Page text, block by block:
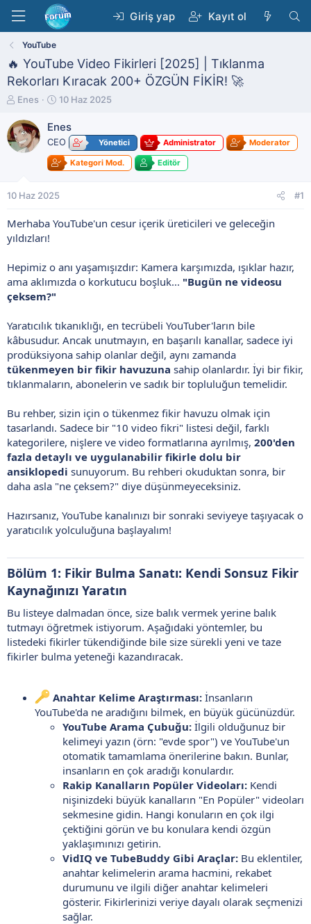
Giriş yap Kayıt ol
YouTube
🔥 YouTube Video Fikirleri [2025] | Tıklanma
Rekorları Kıracak 200+ ÖZGÜN FİKİR! 🚀
K
n
b
u
a
l
a
n
Enes
B
ş
a
n
g
ç
a
i
10 Haz 2025
Enes
CEO Yönetici Administrator Moderator
Kategori Mod. Editör
10 Haz 2025 #1
Merhaba YouTube'un cesur içerik üreticileri ve geleceğin
yıldızları!
Hepimiz o anı yaşamışızdır: Kamera karşımızda, ışıklar hazır,
ama aklımızda o korkutucu boşluk... "Bugün ne videosu
çeksem?"
Yaratıcılık tıkanıklığı, en tecrübeli YouTuber'ların bile
kâbusudur. Ancak unutmayın, en başarılı kanallar, sadece iyi
prodüksiyona sahip olanlar değil, aynı zamanda
tükenmeyen bir fikir havuzuna sahip olanlardır. İyi bir fikir,
tıklanmaların, abonelerin ve sadık bir topluluğun temelidir.
Bu rehber, sizin için o tükenmez fikir havuzu olmak için
tasarlandı. Sadece bir "10 video fikri" listesi değil, farklı
kategorilere, nişlere ve video formatlarına ayrılmış, 200'den
fazla detaylı ve uygulanabilir fikirle dolu bir
ansiklopedi sunuyorum. Bu rehberi okuduktan sonra, bir
daha asla "ne çeksem?" diye düşünmeyeceksiniz.
Hazırsanız, YouTube kanalınızı bir sonraki seviyeye taşıyacak o
yaratıcılık yolculuğuna başlayalım!
Bölüm 1: Fikir Bulma Sanatı: Kendi Sonsuz Fikir
Kaynağınızı Yaratın
Bu listeye dalmadan önce, size balık vermek yerine balık
tutmayı öğretmek istiyorum. Aşağıdaki yöntemler, bu
listedeki fikirler tükendiğinde bile size sürekli yeni ve taze
fikirler bulma yeteneği kazandıracak.
Anahtar Kelime Araştırması: İnsanların
YouTube'da ne aradığını bilmek, en büyük gücünüzdür.
YouTube Arama Çubuğu: İlgili olduğunuz bir
kelimeyi yazın (örn: "evde spor") ve YouTube'un
otomatik tamamlama önerilerine bakın. Bunlar,
insanların en çok aradığı konulardır.
Rakip Kanalların Popüler Videoları: Kendi
nişinizdeki büyük kanalların "En Popüler" videoları
sekmesine gidin. Hangi konuların en çok ilgi
çektiğini görün ve bu konulara kendi özgün
yaklaşımınızı getirin.
VidIQ ve TubeBuddy Gibi Araçlar: Bu eklentiler,
anahtar kelimelerin arama hacmini, rekabet
durumunu ve ilgili diğer anahtar kelimeleri
gösterir. Fikirlerinizi veriye dayalı olarak seçmenizi
sağlar.